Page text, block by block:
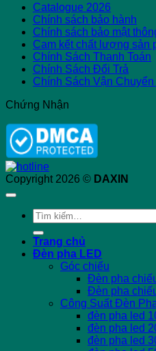
Catalogue 2026
Chính sách bảo hành
Chính sách bảo mật
Cam kết chất lượng sản
Chính Sách Thanh Toán
Chính Sách Đổi Trả
Chính Sách Vận
Chứng Nhận
Copyright 2026 © DAXIN
Tìm
kiếm:
Trang chủ
Đèn pha LED
Góc chiếu
Đèn pha
Đèn pha
Công Suất Đèn
đèn pha led
đèn pha led
đèn pha led